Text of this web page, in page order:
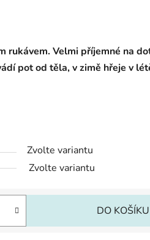
rukávem. Velmi příjemné na
pot od těla, v zimě hřeje v
Zvolte variantu
Zvolte variantu
DO KOŠÍKU